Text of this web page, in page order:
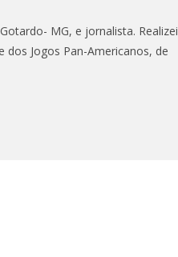
MG, e jornalista. Realizei
dos Jogos Pan-Americanos, de